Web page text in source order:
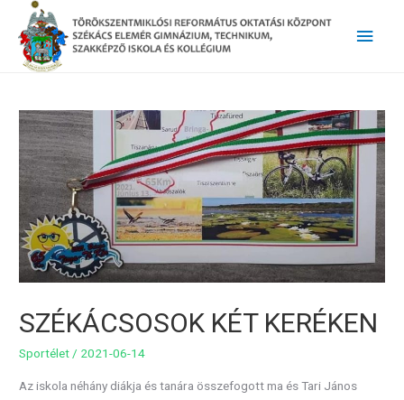
Main
SZÉKÁCSOSOK KÉT KERÉKEN
Sportélet/ 2021-06-14
Az iskola néhány diákja és tanára összefogott ma és Tari János